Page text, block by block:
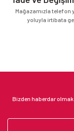
Mağazamızla telefon
yoluyla irtibata